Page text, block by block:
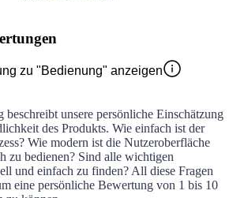
zu "Bedienung" anzeigen
beschreibt unsere persönliche Einschätzung
des Produkts. Wie einfach ist der
Wie modern ist die Nutzeroberfläche
zu bedienen? Sind alle wichtigen
und einfach zu finden? All diese Fragen
eine persönliche Bewertung von 1 bis 10